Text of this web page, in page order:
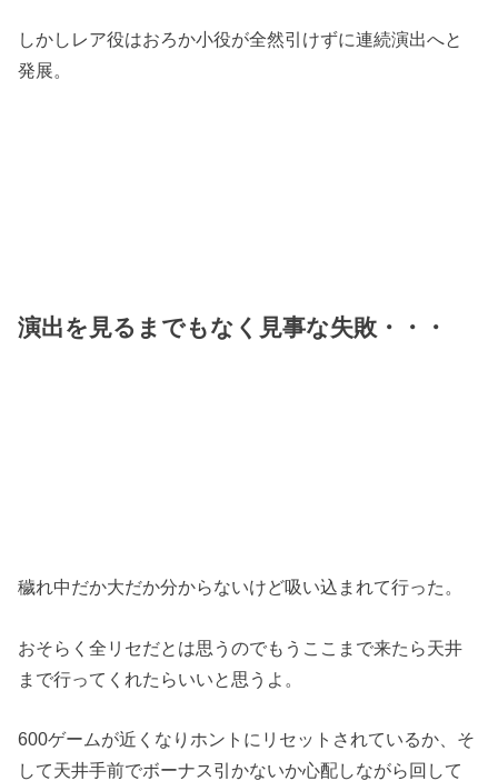
しかしレア役はおろか小役が全然引けずに連続演出へと
発展。
演出を見るまでもなく見事な失敗・・・
穢れ中だか大だか分からないけど吸い込まれて行った。
おそらく全リセだとは思うのでもうここまで来たら天井
まで行ってくれたらいいと思うよ。
600ゲームが近くなりホントにリセットされているか、そ
して天井手前でボーナス引かないか心配しながら回して